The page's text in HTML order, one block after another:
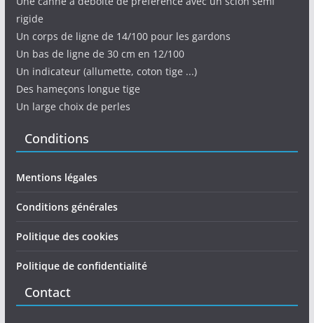
rigide
Un corps de ligne de 14/100 pour les gardons
Un bas de ligne de 30 cm en 12/100
Un indicateur (allumette, coton tige ...)
Des hameçons longue tige
Un large choix de perles
Conditions
Mentions légales
Conditions générales
Politique des cookies
Politique de confidentialité
Contact